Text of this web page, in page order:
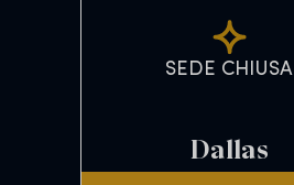
SEDE CHIUSA
Dallas